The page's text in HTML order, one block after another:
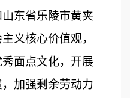
东省乐陵市黄夹
义核心价值观，
面点文化， 开展
，加强剩余劳动力